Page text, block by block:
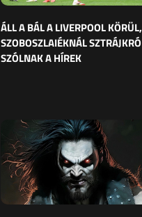
ÁLL A BÁL A LIVERPOOL KÖRÜL,
SZOBOSZLAIÉKNÁL
SZÓLNAK A HÍREK